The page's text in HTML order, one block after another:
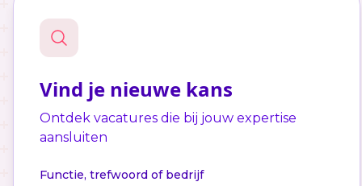
Vind je nieuwe kans
Ontdek vacatures die bij jouw expertise
aansluiten
Functie, trefwoord of bedrijf